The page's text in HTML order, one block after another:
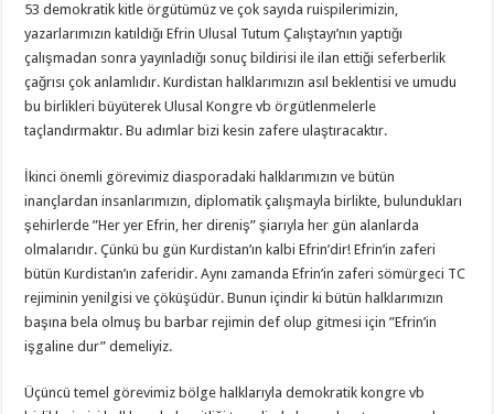
53 demokratik kitle örgütümüz ve çok sayıda ruispilerimizin,
yazarlarımızın katıldığı Efrin Ulusal Tutum Çalıştayı’nın yaptığı
çalışmadan sonra yayınladığı sonuç bildirisi ile ilan ettiği seferberlik
çağrısı çok anlamlıdır. Kurdistan halklarımızın asıl beklentisi ve umudu
bu birlikleri büyüterek Ulusal Kongre vb örgütlenmelerle
taçlandırmaktır. Bu adımlar bizi kesin zafere ulaştıracaktır.
İkinci önemli görevimiz diasporadaki halklarımızın ve bütün
inançlardan insanlarımızın, diplomatik çalışmayla birlikte, bulundukları
şehirlerde ”Her yer Efrin, her direniş” şiarıyla her gün alanlarda
olmalarıdır. Çünkü bu gün Kurdistan’ın kalbi Efrin’dir! Efrin’in zaferi
bütün Kurdistan’ın zaferidir. Aynı zamanda Efrin’in zaferi sömürgeci TC
rejiminin yenilgisi ve çöküşüdür. Bunun içindir ki bütün halklarımızın
başına bela olmuş bu barbar rejimin def olup gitmesi için ”Efrin’in
işgaline dur” demeliyiz.
Üçüncü temel görevimiz bölge halklarıyla demokratik kongre vb